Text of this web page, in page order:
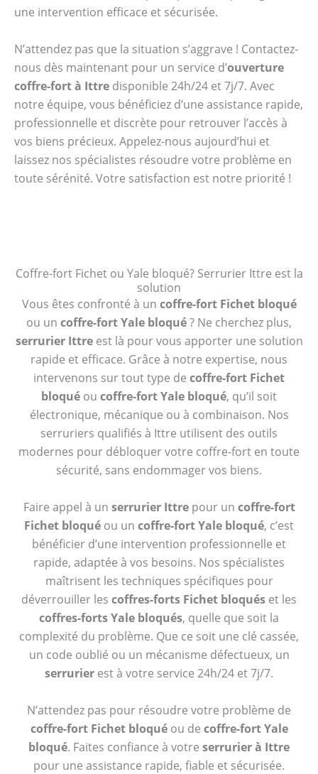
une intervention efficace et sécurisée.
N’attendez pas que la situation s’aggrave ! Contactez-
nous dès maintenant pour un service d’ouverture
coffre-fort à Ittre disponible 24h/24 et 7j/7. Avec
notre équipe, vous bénéficiez d’une assistance rapide,
professionnelle et discrète pour retrouver l’accès à
vos biens précieux. Appelez-nous aujourd’hui et
laissez nos spécialistes résoudre votre problème en
toute sérénité. Votre satisfaction est notre priorité !
Coffre-fort Fichet ou Yale bloqué? Serrurier Ittre est la
solution
Vous êtes confronté à un coffre-fort Fichet bloqué
ou un coffre-fort Yale bloqué? Ne cherchez plus,
serrurier Ittreest là pour vous apporter une solution
rapide et efficace. Grâce à notre expertise, nous
intervenons sur tout type de coffre-fort Fichet
bloqué ou coffre-fort Yale bloqué, qu’il soit
électronique, mécanique ou à combinaison. Nos
serruriers qualifiés à Ittre utilisent des outils
modernes pour débloquer votre coffre-fort en toute
sécurité, sans endommager vos biens.
Faire appel à un serrurier Ittrepour un coffre-fort
Fichet bloqué ou un coffre-fort Yale bloqué, c’est
bénéficier d’une intervention professionnelle et
rapide, adaptée à vos besoins. Nos spécialistes
maîtrisent les techniques spécifiques pour
déverrouiller les coffres-forts Fichet bloqués et les
coffres-forts Yale bloqués, quelle que soit la
complexité du problème. Que ce soit une clé cassée,
un code oublié ou un mécanisme défectueux, un
serrurier est à votre service 24h/24 et 7j/7.
N’attendez pas pour résoudre votre problème de
coffre-fort Fichet bloquéou de coffre-fort Yale
bloqué. Faites confiance à votre serrurier à Ittre
pour une assistance rapide, fiable et sécurisée.